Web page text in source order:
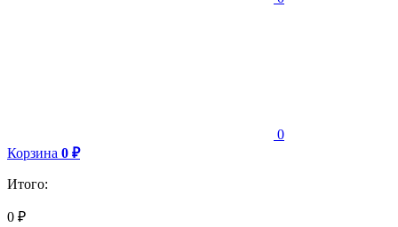
0
Корзина 0 ₽
Итого:
0 ₽